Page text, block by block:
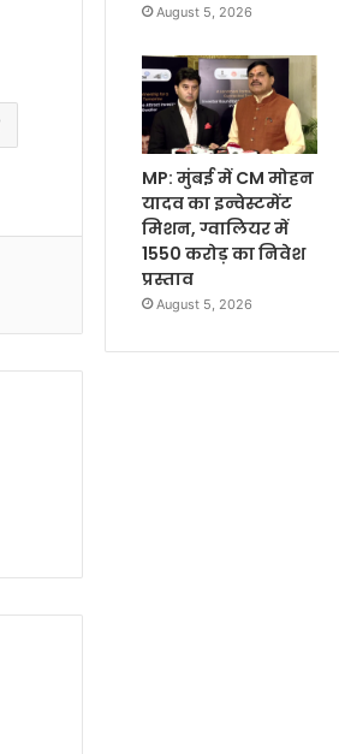
August 5, 2026
MP: मुंबई में CM मोहन
यादव का इन्वेस्टमेंट
मिशन, ग्वालियर में
1550 करोड़ का निवेश
प्रस्ताव
August 5, 2026